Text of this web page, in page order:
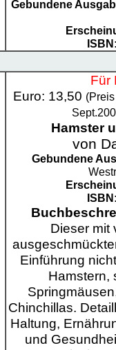
Gebundene
Für
Euro: 13,50
Hamster
von
Gebundene
Dieser mit
Einführung
Hamstern,
Chinchillas.
Haltung,
und